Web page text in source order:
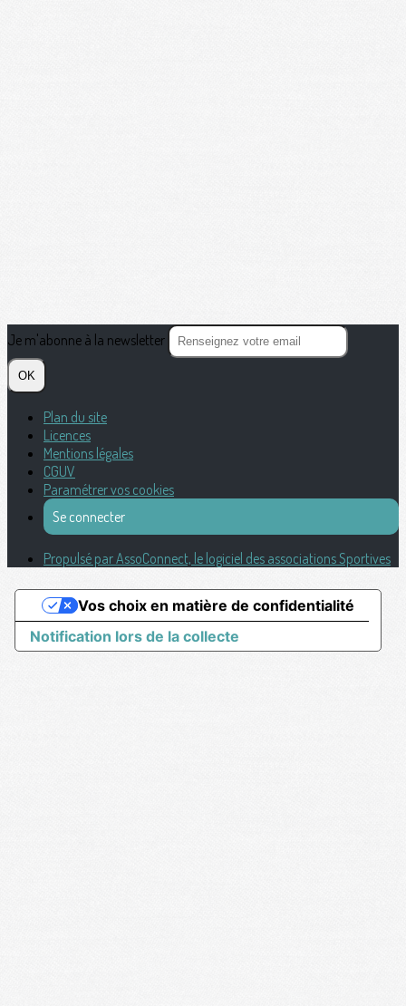
Je m'abonne à la newsletter
OK
Plan du site
Licences
Mentions légales
CGUV
Paramétrer vos cookies
Se connecter
Propulsé par AssoConnect, le logiciel des associations Sportives
Notification lors de la collecte
Vos choix en matière de confidentialité